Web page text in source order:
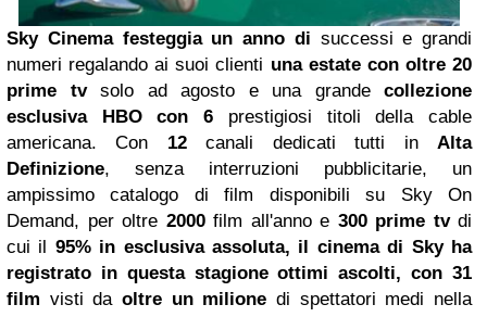
SkyCinema festeggia un anno di successi e grandi
numeri regalando ai suoi clienti una estate con oltre 20
prime tv solo ad agosto e una grandecollezione
esclusiva HBO con 6 prestigiosi titoli della cable
americana. Con 12canali dedicati tutti inAlta
Definizione, senza interruzioni pubblicitarie, un
ampissimo catalogo di film disponibili su Sky On
Demand, per oltre 2000film all'anno e 300 prime tvdi
cui il 95% in esclusiva assoluta, il cinema di Sky ha
registrato in questa stagione ottimi ascolti, con 31
film visti da oltre un milione di spettatori medi nella